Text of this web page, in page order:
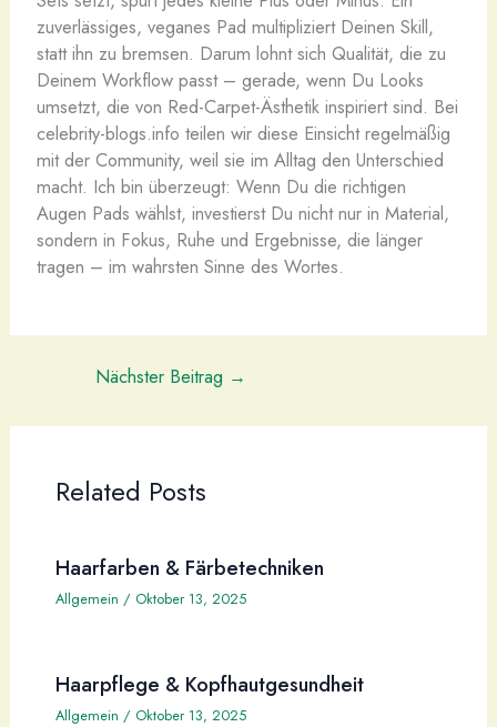
zuverlässiges, veganes Pad multipliziert Deinen Skill,
statt ihn zu bremsen. Darum lohnt sich Qualität, die zu
Deinem Workflow passt – gerade, wenn Du Looks
umsetzt, die von Red-Carpet-Ästhetik inspiriert sind. Bei
celebrity-blogs.info teilen wir diese Einsicht regelmäßig
mit der Community, weil sie im Alltag den Unterschied
macht. Ich bin überzeugt: Wenn Du die richtigen
Augen Pads wählst, investierst Du nicht nur in Material,
sondern in Fokus, Ruhe und Ergebnisse, die länger
tragen – im wahrsten Sinne des Wortes.
Nächster Beitrag →
Related Posts
Haarfarben & Färbetechniken
Allgemein / Oktober 13, 2025
Haarpflege & Kopfhautgesundheit
Allgemein / Oktober 13, 2025